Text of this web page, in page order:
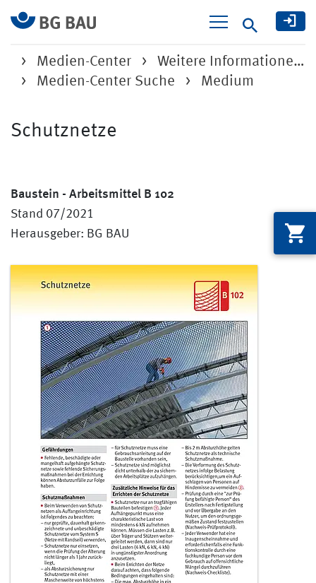
Suche
Medien-Center
Weitere Informatione…
Medien-Center Suche
Medium
Schutznetze
Baustein - Arbeitsmittel B 102
Stand 07/2021
Herausgeber: BG BAU